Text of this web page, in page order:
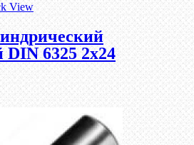
View
6325 2х24